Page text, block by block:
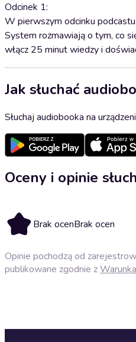
Odcinek 1:
W pierwszym odcinku
System rozmawiają o tym, co
włącz 25 minut wiedzy i
Jak słuchać
Słuchaj audiobooka na
Oceny i opinie
Brak ocenBrak ocen
Opinie pochodzą od
publikowane zgodnie z